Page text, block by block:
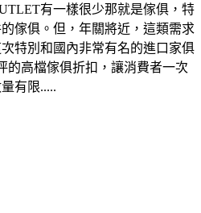
有一樣很少那就是傢俱，特
傢俱。但，年關將近，這類需求
特別和國內非常有名的進口家俱
的高檔傢俱折扣，讓消費者一次
有限.....